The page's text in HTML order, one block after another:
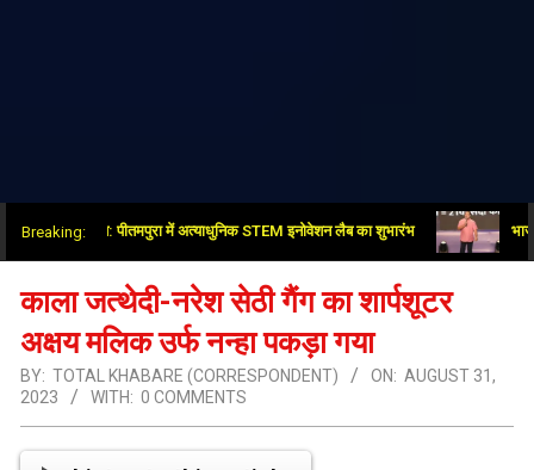
Breaking:
नई क्रांति: पीतमपुरा में अत्याधुनिक STEM इनोवेशन लैब का शुभारंभ भाजपा-
काला जत्थेदी-नरेश सेठी गैंग का शार्पशूटर
अक्षय मलिक उर्फ ​​नन्हा पकड़ा गया
BY: TOTAL KHABARE (CORRESPONDENT) ON: AUGUST 31,
2023
WITH: 0 COMMENTS